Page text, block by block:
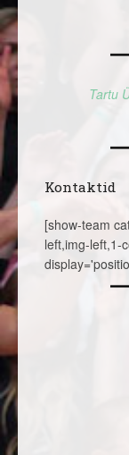
Tartu
Kontaktid
[show-team
left,img-left,1-